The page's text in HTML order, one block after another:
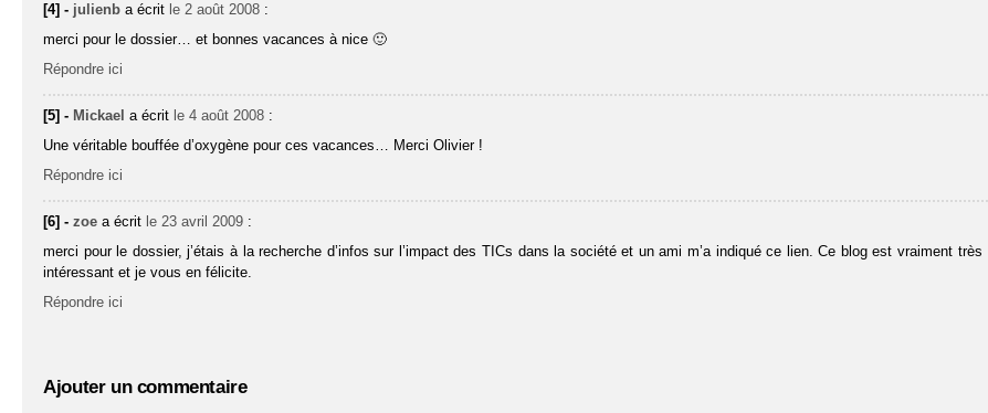
[4] - julienb a écrit le 2 août 2008 :
merci pour le dossier… et bonnes vacances à nice 🙂
Répondre ici
[5] - Mickael a écrit le 4 août 2008 :
Une véritable bouffée d’oxygène pour ces vacances… Merci Olivier !
Répondre ici
[6] -zoe a écrit le 23 avril 2009 :
merci pour le dossier, j’étais à la recherche d’infos sur l’impact des TICs dans la société et un ami m’a indiqué ce lien. Ce blog est vraiment très
intéressant et je vous en félicite.
Répondre ici
Ajouter un commentaire